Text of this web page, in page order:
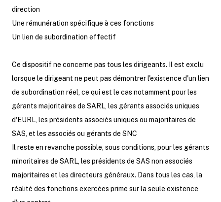
direction
Une rémunération spécifique à ces fonctions
Un lien de subordination effectif
Ce dispositif ne concerne pas tous les dirigeants. Il est exclu
lorsque le dirigeant ne peut pas démontrer l'existence d'un lien
de subordination réel, ce qui est le cas notamment pour les
gérants majoritaires de SARL, les gérants associés uniques
d'EURL, les présidents associés uniques ou majoritaires de
SAS, et les associés ou gérants de SNC
Il reste en revanche possible, sous conditions, pour les gérants
minoritaires de SARL, les présidents de SAS non associés
majoritaires et les directeurs généraux. Dans tous les cas, la
réalité des fonctions exercées prime sur la seule existence